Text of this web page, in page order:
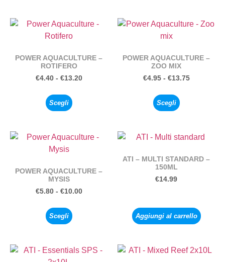
POWER AQUACULTURE –
ROTIFERO
€4.40 - €13.20
Scegli
POWER AQUACULTURE –
ZOO MIX
€4.95 - €13.75
Scegli
POWER AQUACULTURE –
MYSIS
€5.80 - €10.00
Scegli
ATI – MULTI STANDARD –
150ML
€14.99
Aggiungi al carrello